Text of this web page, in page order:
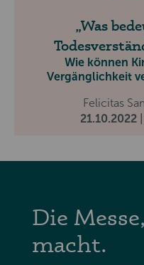
Was
Wie können
Vergänglichkeit
Felicitas
21.10.2022
Die
macht.